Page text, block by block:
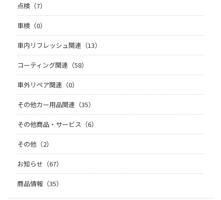
点検（7）
車検（0）
車内リフレッシュ関連（13）
コーティング関連（58）
車外リペア関連（0）
その他カー用品関連（35）
その他商品・サービス（6）
その他（2）
お知らせ（67）
商品情報（35）